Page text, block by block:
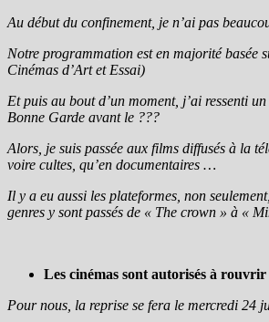
Au début du confinement, je n’ai pas
Notre programmation est en majorité basée
Cinémas d’Art et Essai)
Et puis au bout d’un moment, j’ai ressenti
Bonne Garde avant le ???
Alors, je suis passée aux films diffusés à la
voire cultes, qu’en documentaires …
Il y a eu aussi les plateformes, non
genres y sont passés de « The crown » à «
Les cinémas sont autorisés à
Pour nous, la reprise se fera le mercredi 24